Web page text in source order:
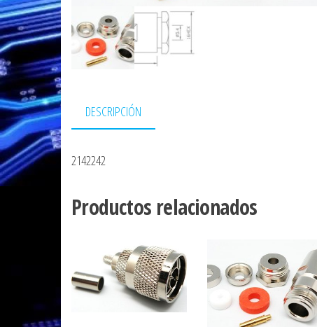
DESCRIPCIÓN
2142242
Productos relacionados